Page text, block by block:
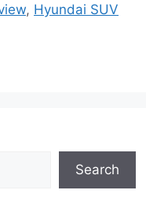
, Hyundai SUV
Search